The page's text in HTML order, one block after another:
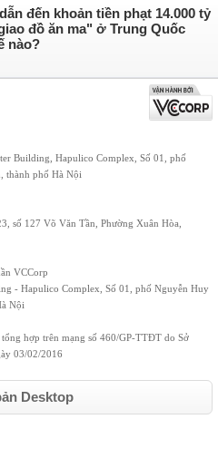
đến khoản tiền phạt 14.000 tỷ
đồ ăn ma" ở Trung Quốc
nào?
Building, Hapulico Complex, Số 01, phố
thành phố Hà Nội
số 127 Võ Văn Tần, Phường Xuân Hòa,
VCCorp
- Hapulico Complex, Số 01, phố Nguyễn Huy
Nội
hợp trên mạng số 460/GP-TTĐT do Sở
03/02/2016
Desktop